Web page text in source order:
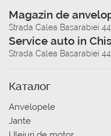
Magazin de
Strada Calea Basarabiei 44
Service auto in
Strada Calea Basarabiei 44
Каталог
Anvelopele
Jante